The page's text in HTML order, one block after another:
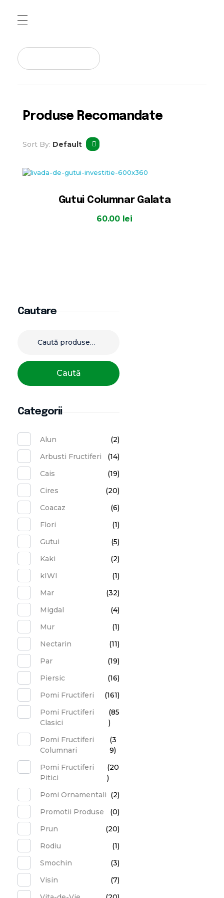
Pomi fructiferi , Vita de Vie si Arbusti Fructiferi
Produse Recomandate
Sort By: Default
Gutui Columnar Galata
60.00 lei
Cautare
Caută
Categorii
Alun
(2)
Arbusti Fructiferi
(14)
Cais
(19)
Cires
(20)
Coacaz
(6)
Flori
(1)
Gutui
(5)
Kaki
(2)
kIWI
(1)
Mar
(32)
Migdal
(4)
Mur
(1)
Nectarin
(11)
Par
(19)
Piersic
(16)
Pomi Fructiferi
(161)
Pomi Fructiferi
Clasici
(85
)
Pomi Fructiferi
Columnari
(3
9)
Pomi Fructiferi
Pitici
(20
)
Pomi Ornamentali (2)
Promotii Produse
(0)
Prun
(20)
Rodiu
(1)
Smochin
(3)
Visin
(7)